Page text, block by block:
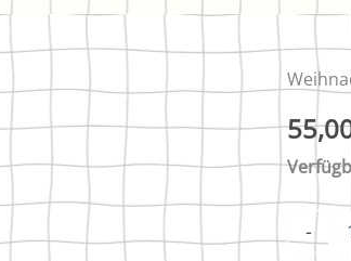
-
to
go
Menge